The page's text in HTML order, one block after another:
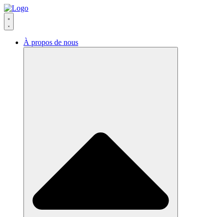
Aller
au
contenu
À propos de nous